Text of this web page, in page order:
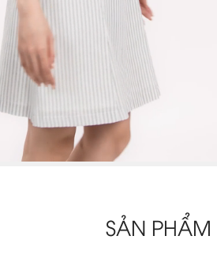
SẢN